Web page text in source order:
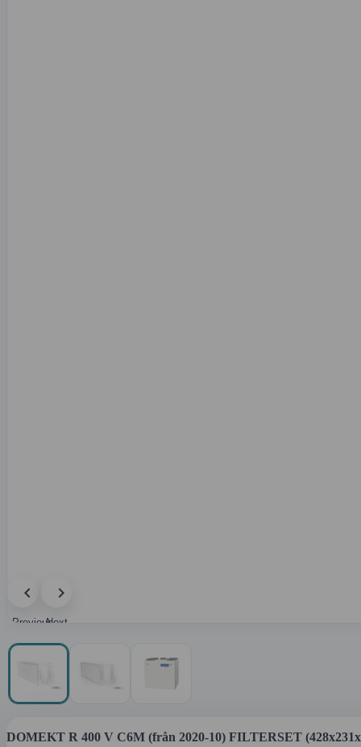
PreviousNext
DOMEKT R 400 V C6M (från 2020-10) FILTERSET